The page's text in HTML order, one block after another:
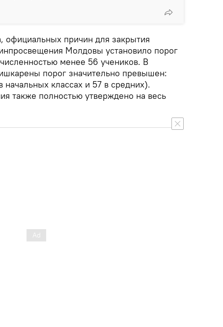
официальных причин для закрытия
Молдовы установило порог
менее 56 учеников. В
порог значительно превышен:
начальных классах и 57 в средних).
также полностью утверждено на весь